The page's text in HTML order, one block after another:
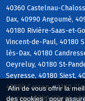
Afin de vous offrir la
des cookies : pour
40360 Castelnau-
Dax, 40990 Angoumé,
40180 Rivière-Saas-et-
Vincent-de-Paul, 40180
lès-Dax, 40180
Oeyreluy, 40180 St-
Seyresse, 40180 Siest,
40380 Cassen, 40180
Garrey, 40380 Gibret,